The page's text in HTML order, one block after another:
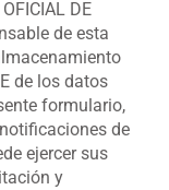
DE
de esta
de los datos
formulario,
de
ejercer sus
y